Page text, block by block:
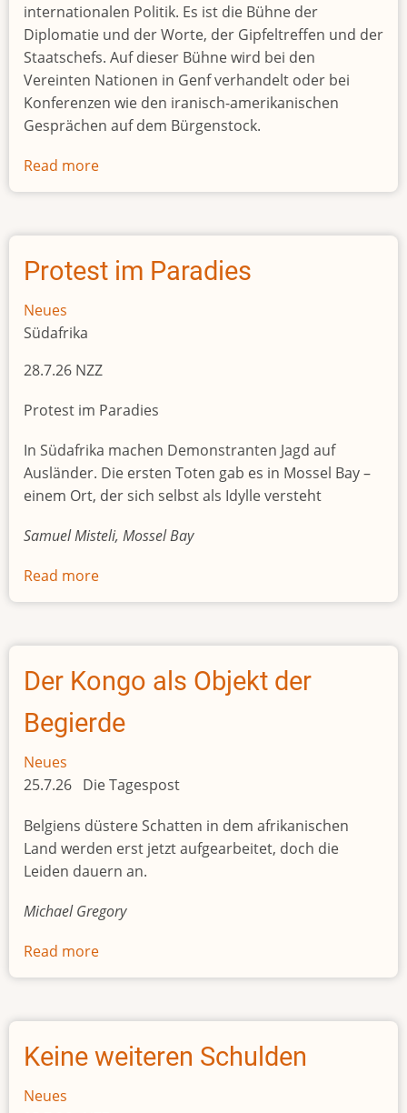
internationalen Politik. Es ist die Bühne der
Diplomatie und der Worte, der Gipfeltreffen und der
Staatschefs. Auf dieser Bühne wird bei den
Vereinten Nationen in Genf verhandelt oder bei
Konferenzen wie den iranisch-amerikanischen
Gesprächen auf dem Bürgenstock.
Read more
Schweizer
geben
Entwicklungsländern
Kredite
Protest im Paradies
Neues
Südafrika
28.7.26 NZZ
Protest im Paradies
In Südafrika machen Demonstranten Jagd auf
Ausländer. Die ersten Toten gab es in Mossel Bay –
einem Ort, der sich selbst als Idylle versteht
Samuel Misteli, Mossel Bay
Read more
Protest
Paradies
Der Kongo als Objekt der
Begierde
Neues
25.7.26 Die Tagespost
Belgiens düstere Schatten in dem afrikanischen
Land werden erst jetzt aufgearbeitet, doch die
Leiden dauern an.
Michael Gregory
Read more
Der
als
Objekt
der
Keine weiteren Schulden
Neues